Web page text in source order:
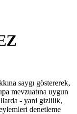
saygı göstererek,
mevzuatına uygun
- yani gizlilik,
denetleme